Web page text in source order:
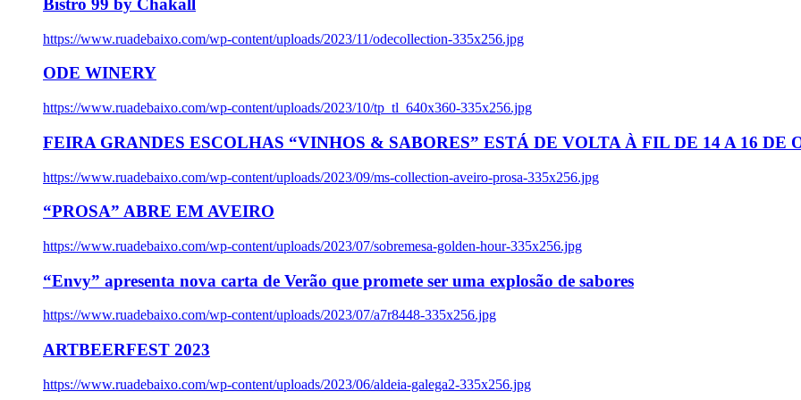
Bistro 99 by Chakall
https://www.ruadebaixo.com/wp-content/uploads/2023/11/odecollection-335x256.jpg
ODE WINERY
https://www.ruadebaixo.com/wp-content/uploads/2023/10/tp_tl_640x360-335x256.jpg
FEIRA GRANDES ESCOLHAS “VINHOS & SABORES” ESTÁ DE VOLTA À FIL DE 14 A 16 DE
https://www.ruadebaixo.com/wp-content/uploads/2023/09/ms-collection-aveiro-prosa-335x256.jpg
“PROSA” ABRE EM AVEIRO
https://www.ruadebaixo.com/wp-content/uploads/2023/07/sobremesa-golden-hour-335x256.jpg
“Envy” apresenta nova carta de Verão que promete ser uma explosão de sabores
https://www.ruadebaixo.com/wp-content/uploads/2023/07/a7r8448-335x256.jpg
ARTBEERFEST 2023
https://www.ruadebaixo.com/wp-content/uploads/2023/06/aldeia-galega2-335x256.jpg